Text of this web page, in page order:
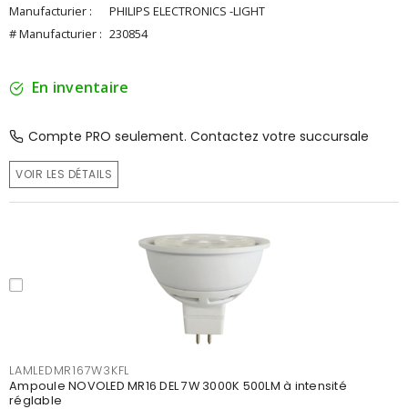
Manufacturier :
PHILIPS ELECTRONICS -LIGHT
# Manufacturier : 230854
En inventaire
Compte PRO seulement. Contactez votre succursale
VOIR LES DÉTAILS
LAMLEDMR167W3KFL
Ampoule NOVOLED MR16 DEL 7W 3000K 500LM à intensité
réglable